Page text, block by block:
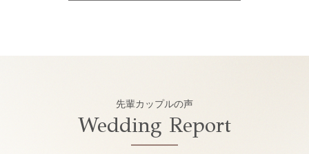
先輩カップルの声
Wedding Report